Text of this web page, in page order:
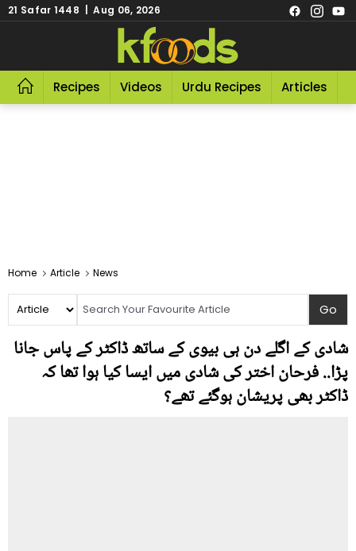
21 Safar 1448 | Aug 06, 2026
Recipes Videos Urdu Recipes Articles
Home Article News
شادی کے اگلے دن ہی بیوی کے ساتھ ڈاکٹر کے پاس جانا
پڑا.. فرحان اختر کی شادی میں ایسا کیا ہوا تھا کہ
ڈاکٹر بھی پریشان ہوگئے تھے؟